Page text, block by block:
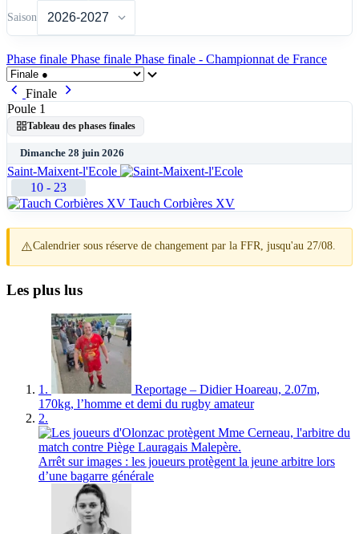
Saison
Phase finale Phase finale Phase finale - Championnat de France
Finale
Poule 1
Tableau des phases finales
Dimanche 28 juin 2026
Saint-Maixent-l'Ecole
10 - 23
Tauch Corbières XV
⚠️Calendrier sous réserve de changement par la FFR, jusqu'au 27/08.
Les plus lus
1.
Reportage – Didier Hoareau, 2.07m,
170kg, l’homme et demi du rugby amateur
2.
Arrêt sur images : les joueurs protègent la jeune arbitre lors
d’une bagarre générale